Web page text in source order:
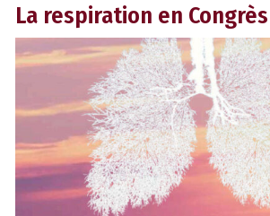
La respiration en Congrès